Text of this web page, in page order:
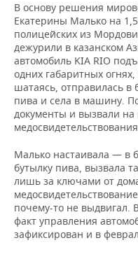
В основу решения
Екатерины Малько на
полицейских из
дежурили в казанском
автомобиль KIA RIO
одних габаритных
шатаясь, отправилась в
пива и села в машину.
документы и вызвали
Малько настаивала — в
бутылку пива, вызвала
лишь за ключами от
почему-то не выдвигал.
факт управления
зафиксирован и в